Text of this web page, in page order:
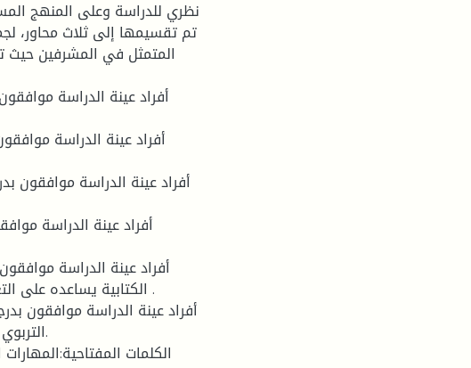
نظري للدراسة وعلى المنهج
تم تقسيمها إلى ثلاث محاور،
أفراد عينة الدراسة
الكتابية يساعده على
الكلمات